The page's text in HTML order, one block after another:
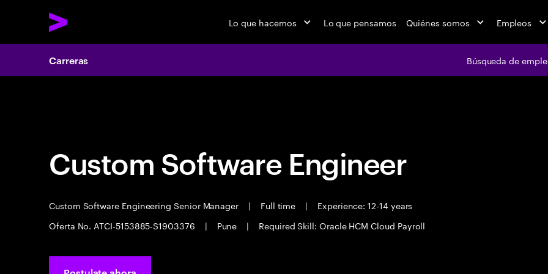
Lo que hacemos Lo que pensamos Quiénes somos Empleos
Carreras Búsqueda de
Carreras Búsqueda de
Custom Software Engineer
Custom Software Engineering Senior Manager | Full time |
Experience: 12-14 years
Oferta No. ATCI-5153885-S1903376
| Pune | Required Skill: Oracle HCM Cloud Payroll